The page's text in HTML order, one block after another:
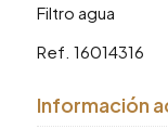
Filtro agua
Ref. 16014316
Información